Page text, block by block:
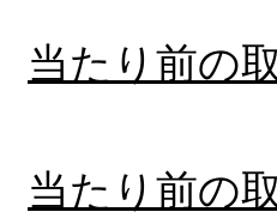
当たり前の
当たり前の